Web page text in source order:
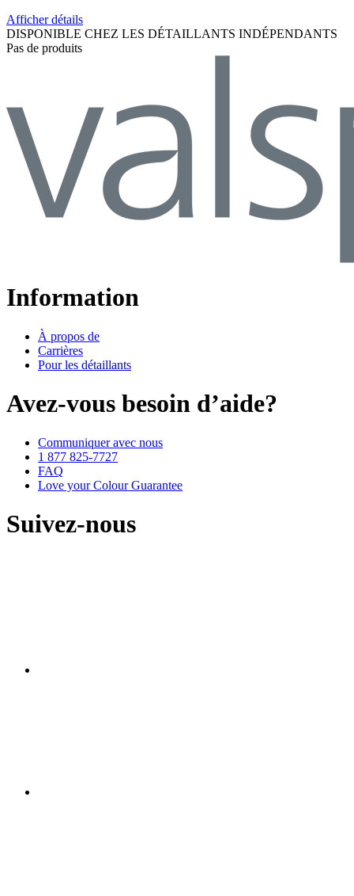
Afficher détails
DISPONIBLE CHEZ LES DÉTAILLANTS INDÉPENDANTS
Pas de produits
Information
À propos de
Carrières
Pour les détaillants
Avez-vous besoin d’aide?
Communiquer avec nous
1 877 825-7727
FAQ
Love your Colour Guarantee
Suivez-nous